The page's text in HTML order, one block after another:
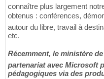
connaître plus largement
obtenus : conférences,
autour du libre, travail à
etc.
Récemment, le ministère
partenariat avec Microsoft
pédagogiques via des